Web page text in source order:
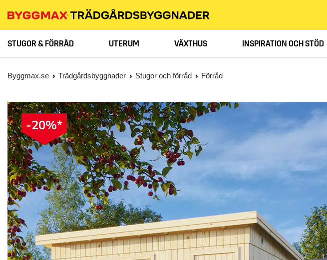
STUGOR & FÖRRÅD UTERUM VÄXTHUS INSPIRATION OCH STÖD
Byggmax.se Trädgårdsbyggnader Stugor och förråd Förråd
-20%*